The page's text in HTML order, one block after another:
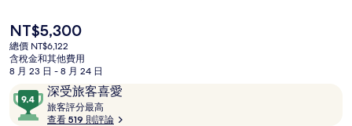
目
前
的
價
是
NT$5,300
NT$5,300
總價 NT$6,122
含稅金和其他費用
8 月 23 日 - 8 月 24 日
評
論
深受旅客喜愛
9.4
分，
旅客評分最高
客
查看 519 則評論